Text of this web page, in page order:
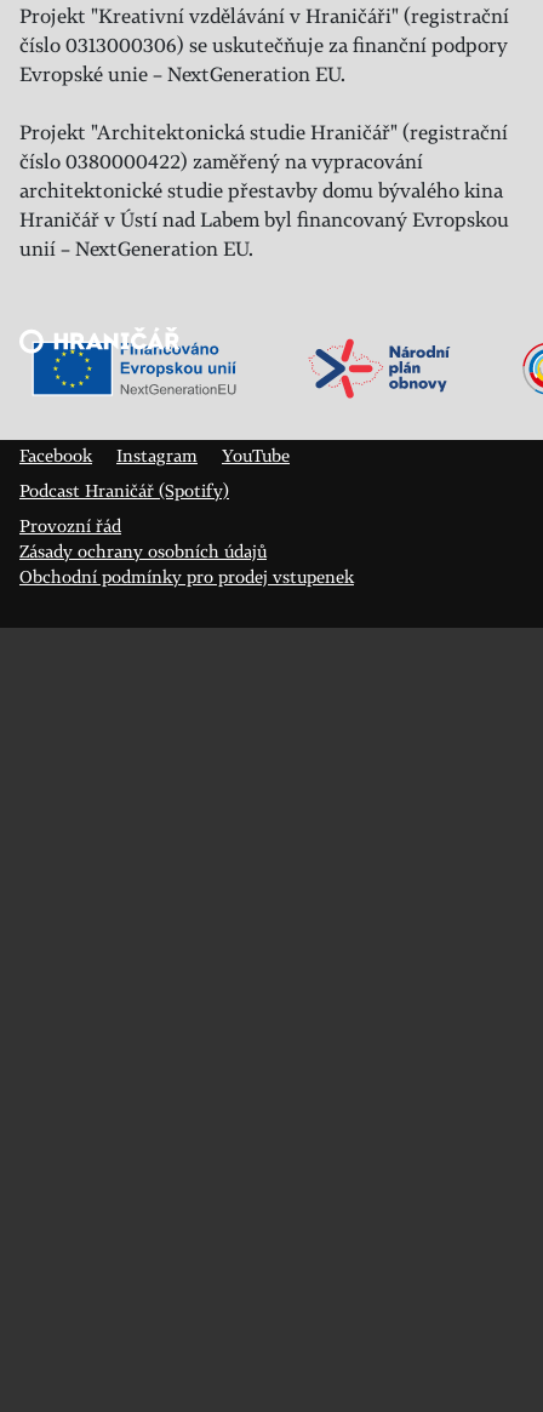
Projekt "Kreativní vzdělávání v Hraničáři" (registrační
číslo 0313000306) se uskutečňuje za finanční podpory
Evropské unie – NextGeneration EU.
Projekt "Architektonická studie Hraničář" (registrační
číslo 0380000422) zaměřený na vypracování
architektonické studie přestavby domu bývalého kina
Hraničář v Ústí nad Labem byl financovaný Evropskou
unií – NextGeneration EU.
Veřejný sál Hraničář, spolek
Facebook
Instagram
YouTube
Podcast Hraničář (Spotify)
Provozní řád
Zásady ochrany osobních údajů
Obchodní podmínky pro prodej vstupenek